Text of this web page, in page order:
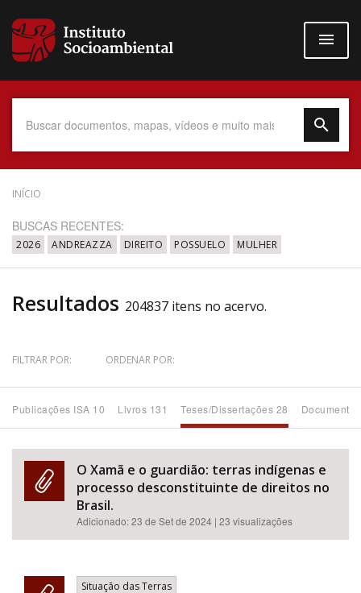
para
conteúdo
Data do Documento
Até
Povo Indígena
Subtema
Área de Levantamento
INÍCIO
BUSCAS RECENTES:
2026 ANDREAZZA DIREITO POSSUELO MULHER
Resultados 204837 itens no acervo.
FILTRAR POR: ORDENAR POR:
Publicações ISA 10 Livros 131 Teses/Dissertações 28
O Xamã e o guardião: terras indígenas e
processo desconstituinte de direitos no
Brasil.
Adicionado:23 de Set de 2024 | 23 visualizações
Situação das Terras